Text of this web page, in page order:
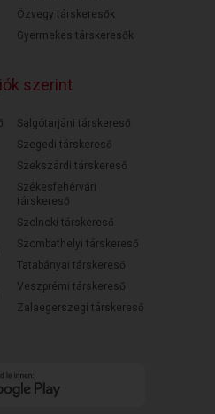
Özvegy társkeresők
Gyermekes társkeresők
szerint
Salgótarjáni társkereső
Szegedi társkereső
Szekszárdi társkereső
Székesfehérvári
társkereső
Szolnoki társkereső
Szombathelyi társkereső
Tatabányai társkereső
Veszprémi társkereső
Zalaegerszegi társkereső